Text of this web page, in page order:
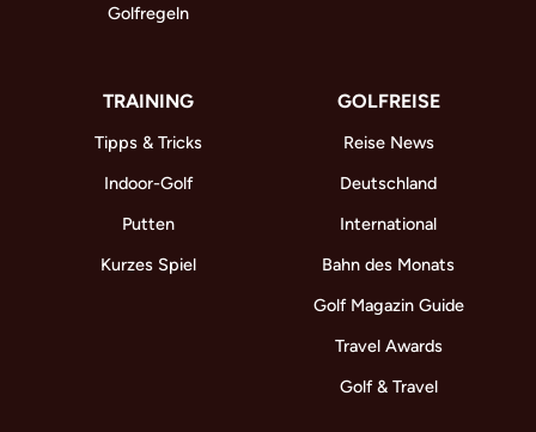
Golfregeln
TRAINING
Tipps & Tricks
Indoor-Golf
Putten
Kurzes Spiel
GOLFREISE
Reise News
Deutschland
International
Bahn des Monats
Golf Magazin Guide
Travel Awards
Golf & Travel